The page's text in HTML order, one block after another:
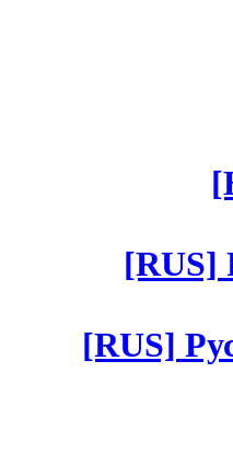
[RUS]
[RUS]